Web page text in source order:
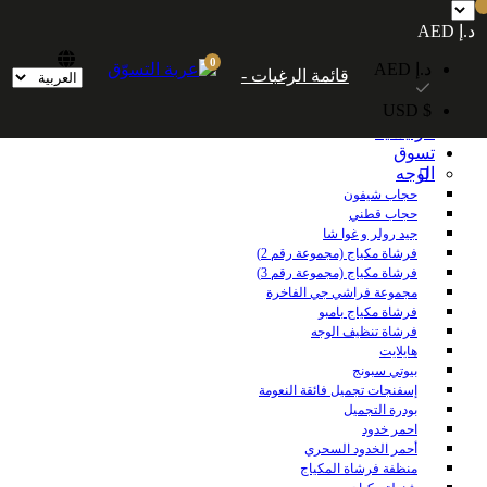
درهمًا إماراتيًا. شحن مجاني عالميًا للطلبات التي تزيد قيمتها عن 600 درهم إماراتي.
تسوق
الوجه
حجاب شيفون
حجاب قطني
جيد رولر و غوا شا
فرشاة مكياج (مجموعة رقم 2)
فرشاة مكياج (مجموعة رقم 3)
مجموعة فراشي جي الفاخرة
فرشاة مكياج بامبو
فرشاة تنظيف الوجه
هايلايت
بيوتي سبونج
إسفنجات تجميل فائقة النعومة
بودرة التجميل
احمر خدود
أحمر الخدود السحري
منظفة فرشاة المكياج
د.إ AED
د.إ AED
$ USD
قائمة الرغبات -
0